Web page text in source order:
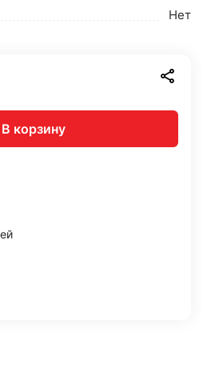
Нет
В корзину